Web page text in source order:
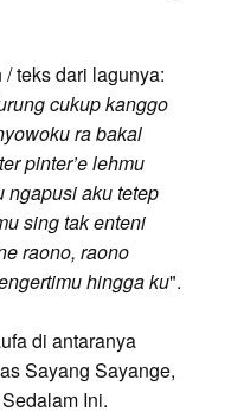
teks dari lagunya:
cukup kanggo
ra bakal
pinter’e lehmu
ngapusi aku tetep
sing tak enteni
raono, raono
hingga ku".
di antaranya
Sayang Sayange,
Ini.